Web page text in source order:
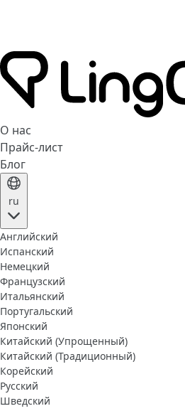
О нас
Прайс-лист
Блог
ru
Английский
Испанский
Немецкий
Французский
Итальянский
Португальский
Японский
Китайский (Упрощенный)
Китайский (Традиционный)
Корейский
Русский
Шведский